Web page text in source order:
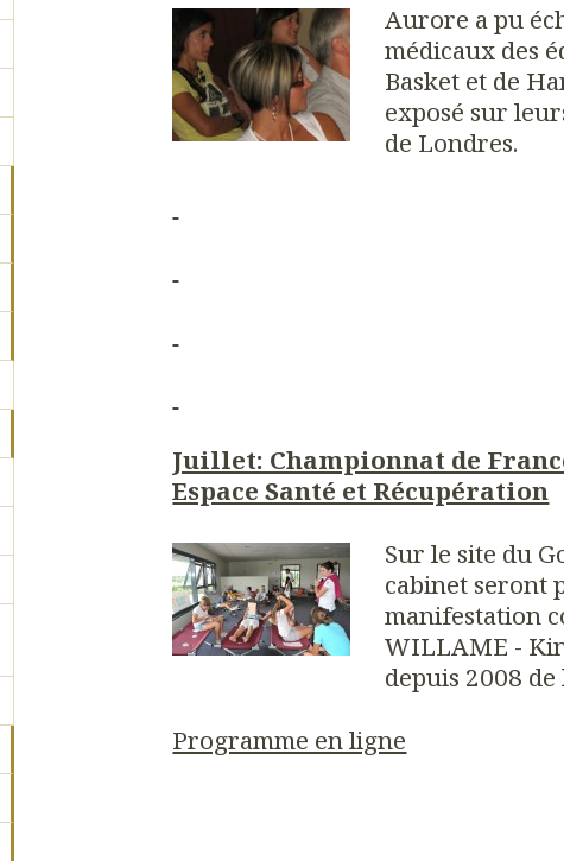
Aurore a pu
médicaux des
Basket et de
exposé sur
de Londres.
Juillet: Championnat de
Espace Santé et Récupération
Sur le site du
cabinet seront
manifestation
WILLAME -
depuis 2008 de
Programme en ligne